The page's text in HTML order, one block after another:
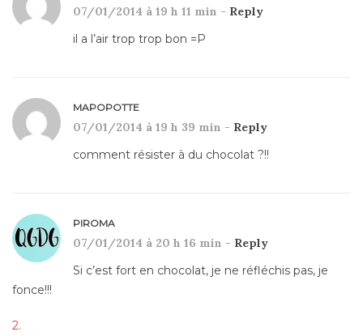
07/01/2014 à 19 h 11 min - Reply
il a l’air trop trop bon =P
MAPOPOTTE
07/01/2014 à 19 h 39 min - Reply
comment résister à du chocolat ?!!
PIROMA
07/01/2014 à 20 h 16 min - Reply
Si c’est fort en chocolat, je ne réfléchis pas, je
fonce!!!